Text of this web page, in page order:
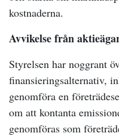
kostnaderna.
Avvikelse från
Styrelsen har noggrant
finansieringsalternativ,
genomföra en
om att kontanta
genomföras som